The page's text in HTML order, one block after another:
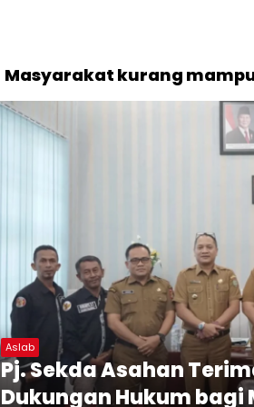
Masyarakat kurang
Aslab
Pj. Sekda Asahan
Dukungan Hukum